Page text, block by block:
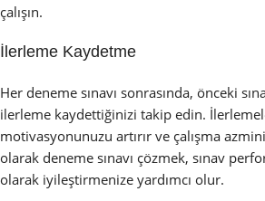
çalışın.
İlerleme Kaydetme
Her deneme sınavı sonrasında, önceki
ilerleme kaydettiğinizi takip edin.
motivasyonunuzu artırır ve çalışma
olarak deneme sınavı çözmek, sınav
olarak iyileştirmenize yardımcı olur.